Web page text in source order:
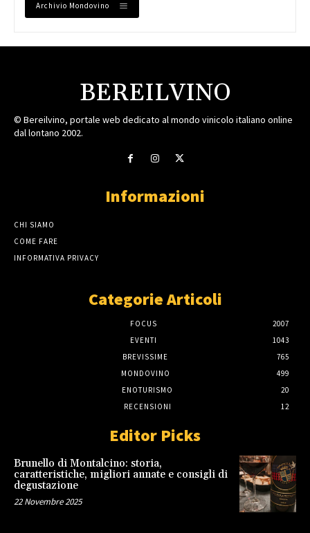
Archivio Mondovino
BEREILVINO
© Bereilvino, portale web dedicato al mondo vinicolo italiano online
dal lontano 2002.
Informazioni
CHI SIAMO
COME FARE
INFORMATIVA PRIVACY
Categorie Articoli
FOCUS
2007
EVENTI
1043
BREVISSIME
765
MONDOVINO
499
ENOTURISMO
20
RECENSIONI
12
Editor Picks
Brunello di Montalcino: storia,
caratteristiche, migliori annate e consigli di
degustazione
22 Novembre 2025